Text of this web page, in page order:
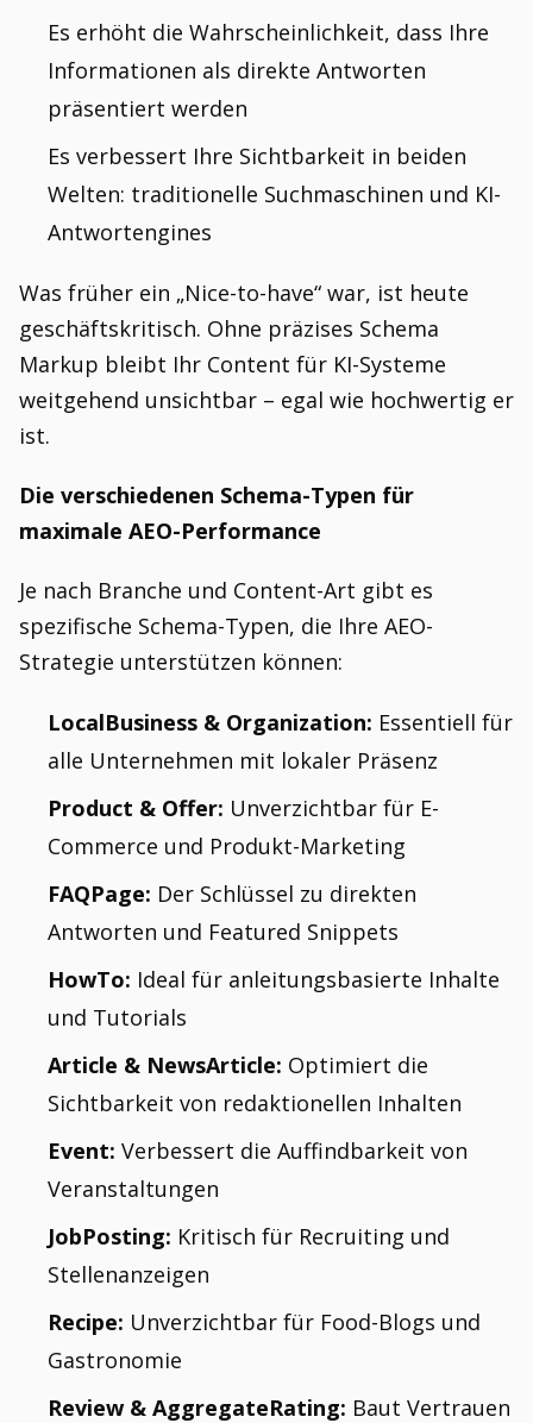
Es erhöht die Wahrscheinlichkeit, dass Ihre
Informationen als direkte Antworten
präsentiert werden
Es verbessert Ihre Sichtbarkeit in beiden
Welten: traditionelle Suchmaschinen und KI-
Antwortengines
Was früher ein „Nice-to-have“ war, ist heute
geschäftskritisch. Ohne präzises Schema
Markup bleibt Ihr Content für KI-Systeme
weitgehend unsichtbar – egal wie hochwertig er
ist.
Die verschiedenen Schema-Typen für
maximale AEO-Performance
Je nach Branche und Content-Art gibt es
spezifische Schema-Typen, die Ihre AEO-
Strategie unterstützen können:
LocalBusiness & Organization: Essentiell für
alle Unternehmen mit lokaler Präsenz
Product & Offer: Unverzichtbar für E-
Commerce und Produkt-Marketing
FAQPage: Der Schlüssel zu direkten
Antworten und Featured Snippets
HowTo: Ideal für anleitungsbasierte Inhalte
und Tutorials
Article & NewsArticle: Optimiert die
Sichtbarkeit von redaktionellen Inhalten
Event: Verbessert die Auffindbarkeit von
Veranstaltungen
JobPosting: Kritisch für Recruiting und
Stellenanzeigen
Recipe: Unverzichtbar für Food-Blogs und
Gastronomie
Review & AggregateRating: Baut Vertrauen